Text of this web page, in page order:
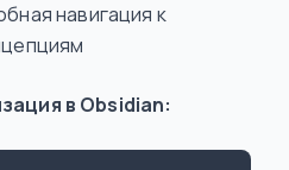
навигация к
в Obsidian: